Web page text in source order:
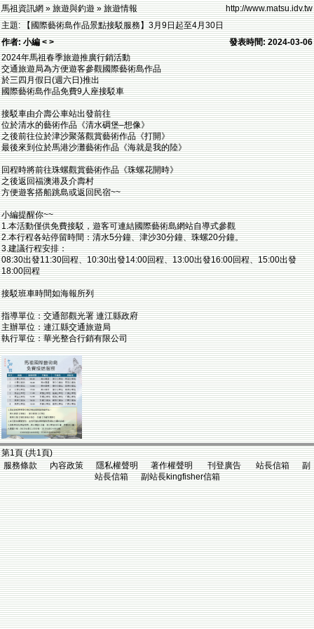
馬祖資訊網 » 旅遊與釣遊 » 旅遊情報
http://www.matsu.idv.tw
主題: 【國際藝術島作品景點接駁服務】3月9日起至4月30日
作者: 小編 < >
發表時間: 2024-03-06
2024年馬祖春季旅遊推廣行銷活動
交通旅遊局為方便遊客參觀國際藝術島作品
於三四月假日(週六日)推出
國際藝術島作品免費9人座接駁車
接駁車由介壽公車站出發前往
位於清水的藝術作品《清水碉堡–想像》
之後前往位於津沙聚落觀賞藝術作品《打開》
最後來到位於馬港沙灘藝術作品《海就是我的陸》
回程時將前往珠螺觀賞藝術作品《珠螺花開時》
之後返回福澳港及介壽村
方便遊客搭船跳島或返回民宿~~
小編提醒你~~
1.本活動僅供免費接駁，遊客可連結國際藝術島網站自導式參觀
2.本行程各站停留時間：清水5分鐘、津沙30分鐘、珠螺20分鐘。
3.建議行程安排：
08:30出發11:30回程、10:30出發14:00回程、13:00出發16:00回程、15:00出發
18:00回程
接駁班車時間如海報所列
指導單位：交通部觀光署 連江縣政府
主辦單位：連江縣交通旅遊局
執行單位：華光整合行銷有限公司
第1頁 (共1頁)
服務條款 內容政策 隱私權聲明 著作權聲明 刊登廣告 站長信箱 副
站長信箱 副站長kingfisher信箱